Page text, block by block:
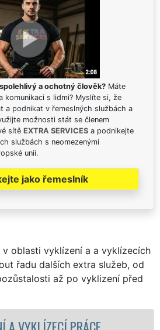
a ochotný člověk? Máte
komunikaci s lidmi? Myslíte si, že
a podnikat v řemeslných službách a
možnosti stát se členem
sítě EXTRA SERVICES a podnikejte
službách s neomezenými
unii.
jako řemeslník
v oblasti vyklízení a a vyklízecích
řadu dalších extra služeb, od
až po vyklizení před